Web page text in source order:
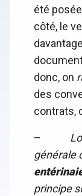
été
côté, le
donc, on
des
contrats,
–
générale
principe